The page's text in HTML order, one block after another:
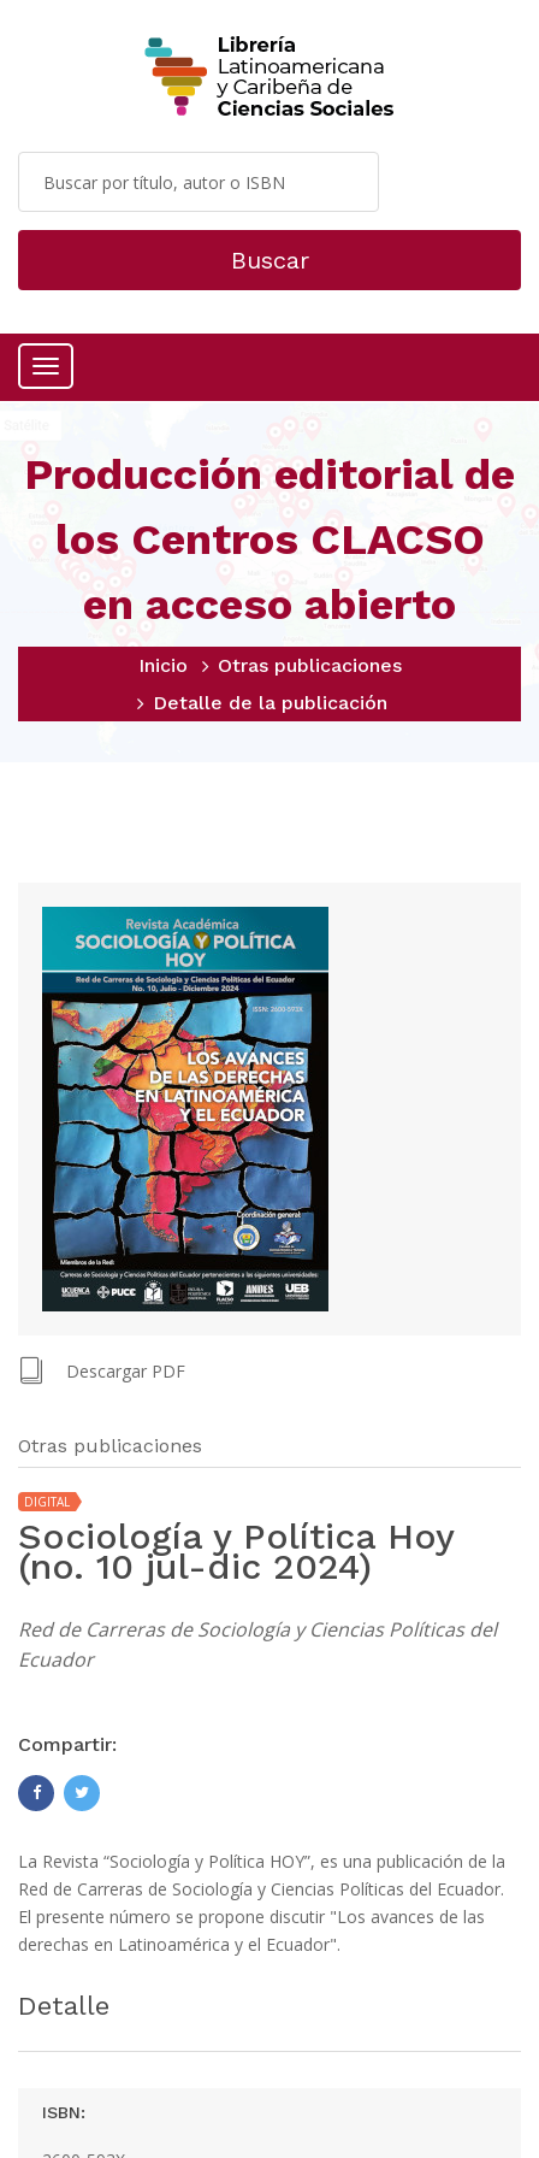
Buscar
Menú
Producción editorial de
los Centros CLACSO
en acceso abierto
Inicio
Otras publicaciones
Detalle de la publicación
Descargar PDF
Otras publicaciones
DIGITAL
Sociología y Política Hoy
(no. 10 jul-dic 2024)
Red de Carreras de Sociología y Ciencias Políticas del
Ecuador
Compartir:
La Revista “Sociología y Política HOY”, es una publicación de la
Red de Carreras de Sociología y Ciencias Políticas del Ecuador.
El presente número se propone discutir "Los avances de las
derechas en Latinoamérica y el Ecuador".
Detalle
ISBN: